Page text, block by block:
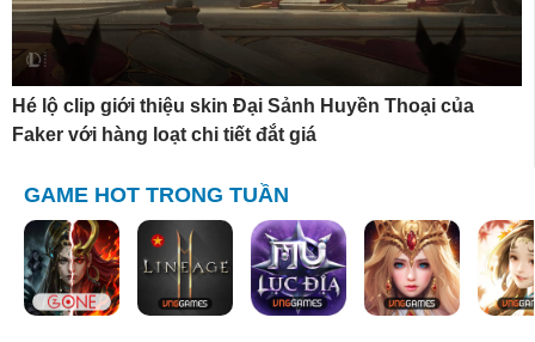
Hé lộ clip giới thiệu skin Đại Sảnh Huyền Thoại của
Faker với hàng loạt chi tiết đắt giá
GAME HOT TRONG TUẦN